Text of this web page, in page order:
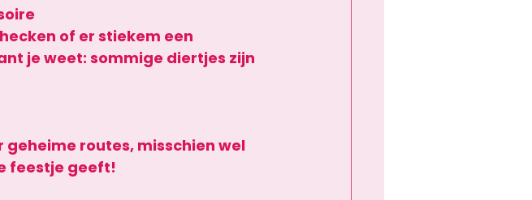
of er stiekem een
je weet: sommige diertjes zijn
routes, misschien wel
feestje geeft!